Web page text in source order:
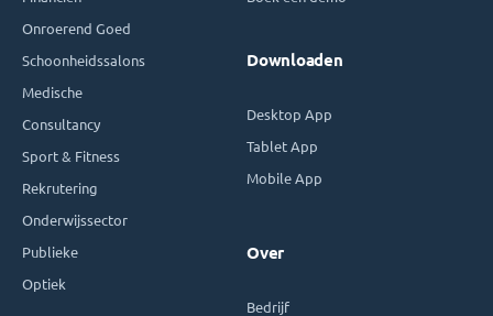
Onroerend Goed
Schoonheidssalons
Medische
Consultancy
Sport & Fitness
Rekrutering
Onderwijssector
Publieke
Optiek
Downloaden
Desktop App
Tablet App
Mobile App
Over
Bedrijf